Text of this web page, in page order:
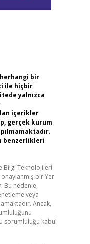
bir
ile hiçbir
yalnızca
içerikler
gerçek kurum
benzerlikleri
Bilgi Teknolojileri
bir Yer
Bu nedenle,
veya
Ancak,
sorumluluğu kabul